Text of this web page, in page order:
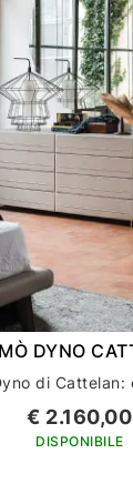
DYNO
€ 2.160,00
DISPONIBILE